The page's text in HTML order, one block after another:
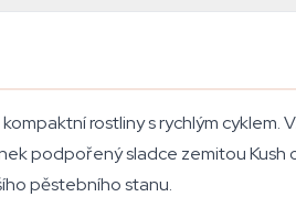
rostliny s rychlým cyklem.
podpořený sladce zemitou Kush
pěstebního stanu.